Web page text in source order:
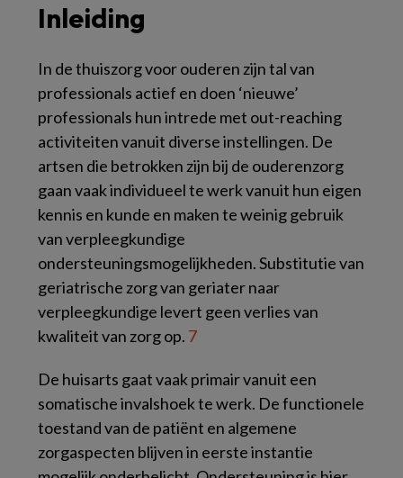
Inleiding
In de thuiszorg voor ouderen zijn tal van
professionals actief en doen ‘nieuwe’
professionals hun intrede met out-reaching
activiteiten vanuit diverse instellingen. De
artsen die betrokken zijn bij de ouderenzorg
gaan vaak individueel te werk vanuit hun eigen
kennis en kunde en maken te weinig gebruik
van verpleegkundige
ondersteuningsmogelijkheden. Substitutie van
geriatrische zorg van geriater naar
verpleegkundige levert geen verlies van
kwaliteit van zorg op. 7
De huisarts gaat vaak primair vanuit een
somatische invalshoek te werk. De functionele
toestand van de patiënt en algemene
zorgaspecten blijven in eerste instantie